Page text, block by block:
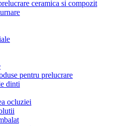
ceramica si compozit
pentru prelucrare
dinti
ocluziei